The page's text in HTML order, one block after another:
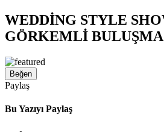
WEDDİNG STYLE
GÖRKEMLİ BULUŞMA
Beğen
Paylaş
Bu Yazıyı Paylaş